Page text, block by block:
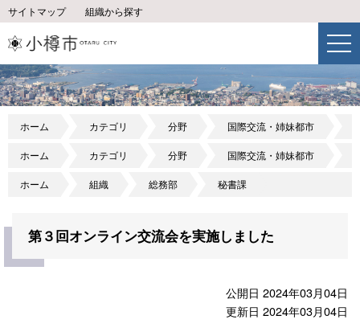
サイトマップ 組織から探す
ホーム カテゴリ 分野 国際交流・姉妹都市
ホーム カテゴリ 分野 国際交流・姉妹都市
ホーム 組織 総務部 秘書課
第３回オンライン交流会を実施しました
公開日 2024年03月04日
更新日 2024年03月04日